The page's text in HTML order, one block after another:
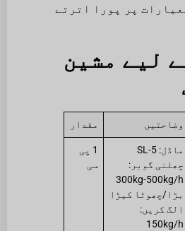
پر پورا اترتے
لیے مشین
وضاحتیں مقدار
ماڈل: SL-5
چھلنی گوبر:
300kg-500kg/h
بڑا/چھوٹا کیڑا
الگ کریں:
150kg/h
1 پی
سی